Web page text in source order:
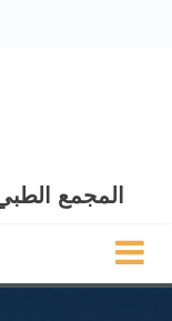
المجمع الطبي